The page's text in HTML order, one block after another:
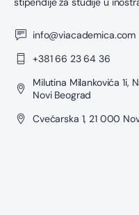
info@viacademica.com
+381 66 23 64 36
Milutina Milankovića 1i,
Novi Beograd
Cvećarska 1, 21 000